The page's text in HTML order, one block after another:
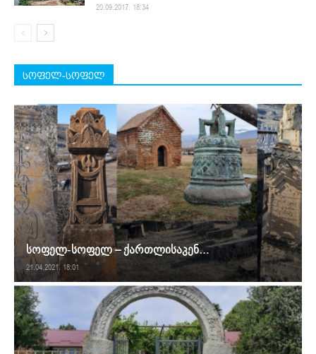
20.09.2017. 18:34
სოფელ-სოფელ
სოფელ-სოფელ – ქართლისაკენ…
21.04.2021. 18:01